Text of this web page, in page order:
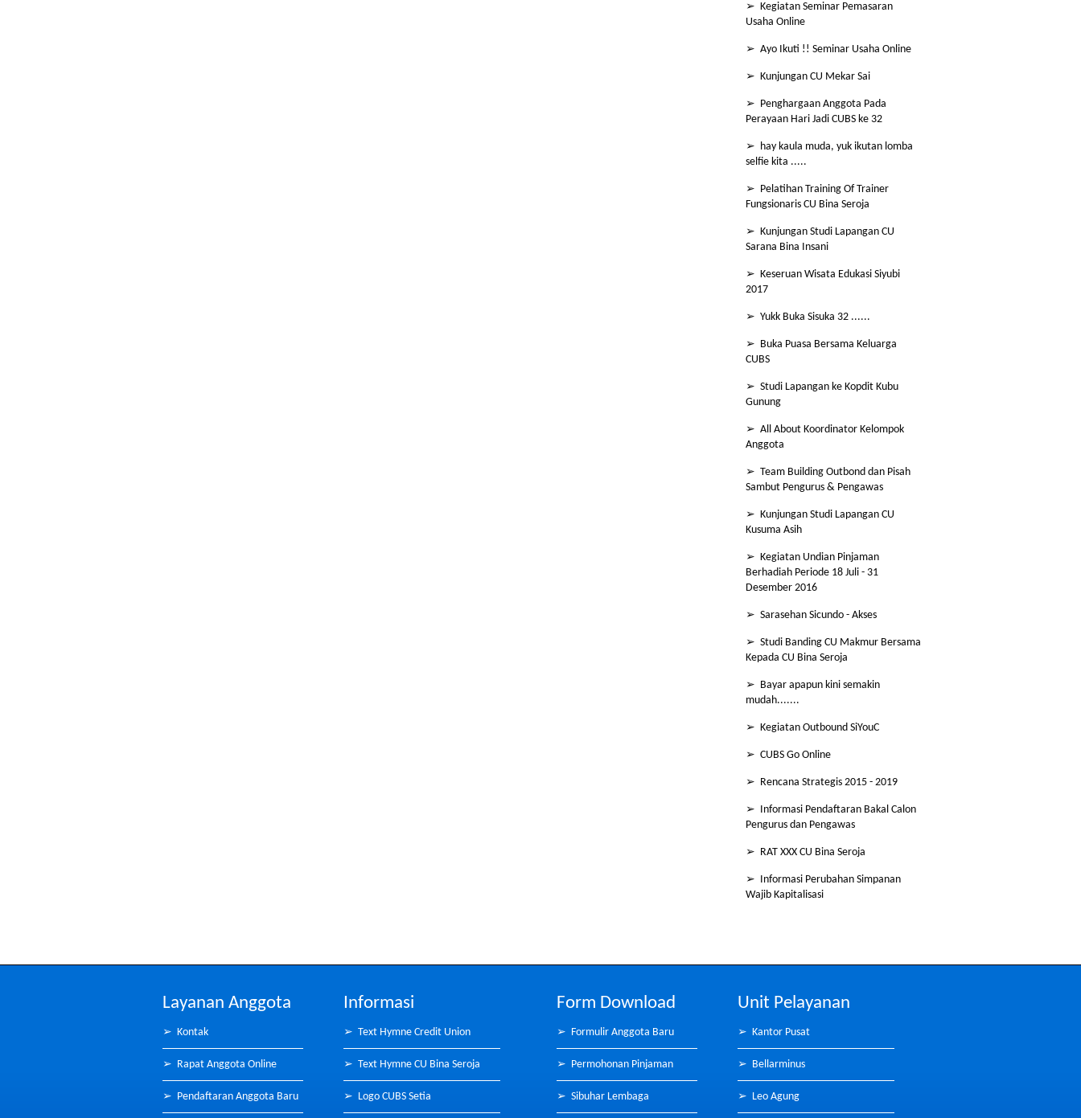
➢ Kegiatan Seminar Pemasaran
Usaha Online
➢ Ayo Ikuti !! Seminar Usaha Online
➢ Kunjungan CU Mekar Sai
➢ Penghargaan Anggota Pada
Perayaan Hari Jadi CUBS ke 32
➢ hay kaula muda, yuk ikutan lomba
selfie kita .....
➢ Pelatihan Training Of Trainer
Fungsionaris CU Bina Seroja
➢ Kunjungan Studi Lapangan CU
Sarana Bina Insani
➢ Keseruan Wisata Edukasi Siyubi
2017
➢ Yukk Buka Sisuka 32 ......
➢ Buka Puasa Bersama Keluarga
CUBS
➢ Studi Lapangan ke Kopdit Kubu
Gunung
➢ All About Koordinator Kelompok
Anggota
➢ Team Building Outbond dan Pisah
Sambut Pengurus & Pengawas
➢ Kunjungan Studi Lapangan CU
Kusuma Asih
➢ Kegiatan Undian Pinjaman
Berhadiah Periode 18 Juli - 31
Desember 2016
➢ Sarasehan Sicundo - Akses
➢ Studi Banding CU Makmur Bersama
Kepada CU Bina Seroja
➢ Bayar apapun kini semakin
mudah.......
➢ Kegiatan Outbound SiYouC
➢ CUBS Go Online
➢ Rencana Strategis 2015 - 2019
➢ Informasi Pendaftaran Bakal Calon
Pengurus dan Pengawas
➢ RAT XXX CU Bina Seroja
➢ Informasi Perubahan Simpanan
Wajib Kapitalisasi
Layanan Anggota
➢ Kontak
➢ Rapat Anggota Online
➢ Pendaftaran Anggota Baru
Informasi
➢ Text Hymne Credit Union
➢ Text Hymne CU Bina Seroja
➢ Logo CUBS Setia
Form Download
➢ Formulir Anggota Baru
➢ Permohonan Pinjaman
➢ Sibuhar Lembaga
Unit Pelayanan
➢ Kantor Pusat
➢ Bellarminus
➢ Leo Agung